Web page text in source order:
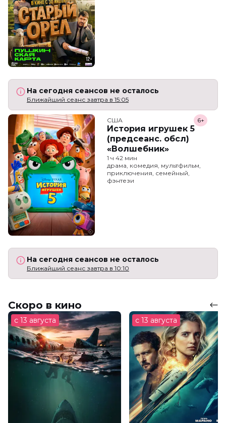
На сегодня сеансов не осталось
Ближайший сеанс завтра в 15:05
США
История игрушек 5
(предсеанс. обсл)
«Волшебник»
6+
1 ч 42 мин
драма, комедия, мультфильм,
приключения, семейный,
фэнтези
На сегодня сеансов не осталось
Ближайший сеанс завтра в 10:10
Скоро в кино
с 13 августа с 13 августа